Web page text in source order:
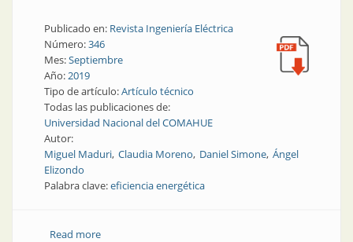
Publicado en: Revista Ingeniería Eléctrica
Número:346
Mes:Septiembre
Año:2019
Tipo de artículo:Artículo técnico
Todas las publicaciones de:
Universidad Nacional del COMAHUE
Autor:
Miguel Maduri Claudia Moreno Daniel Simone Ángel
Elizondo
Palabra clave:eficiencia energética
Read moreabout Iluminación | Eficiencia energética en el